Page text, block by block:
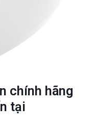
chính hãng
tại